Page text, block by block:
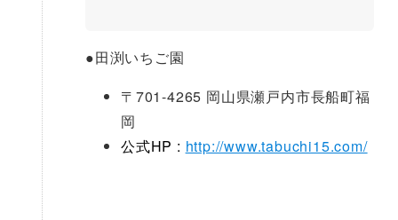
●田渕いちご園
〒701-4265 岡山県瀬戸内市長船町福
岡
公式HP : http://www.tabuchi15.com/